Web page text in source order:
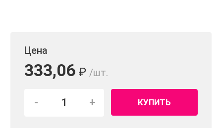
Цена
333,06 ₽ /шт.
- + КУПИТЬ